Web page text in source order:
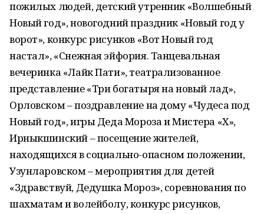
пожилых людей, детский утренник «Волшебный
Новый год», новогодний праздник «Новый год у
ворот», конкурс рисунков «Вот Новый год
настал», «Снежная эйфория. Танцевальная
вечеринка «Лайк Пати», театрализованное
представление «Три богатыря на новый лад»,
Орловском – поздравление на дому «Чудеса под
Новый год», игры Деда Мороза и Мистера «X»,
Ирныкшинский – посещение жителей,
находящихся в социально-опасном положении,
Узунларовском – мероприятия для детей
«Здравствуй, Дедушка Мороз», соревнования по
шахматам и волейболу, конкурс рисунков,